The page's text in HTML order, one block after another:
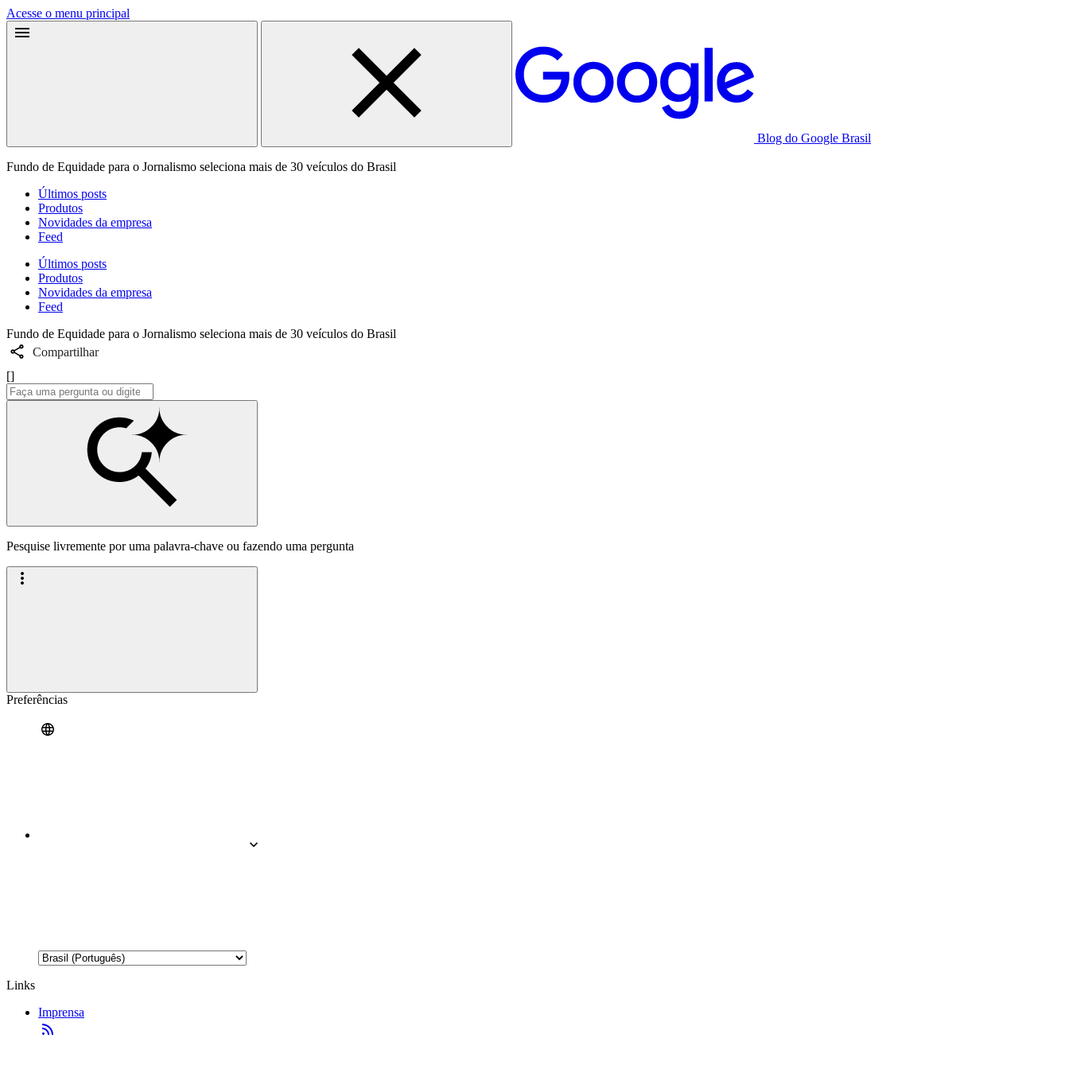
Acesse o menu principal
Blog do Google Brasil
Fundo de Equidade para o Jornalismo seleciona mais de 30 veículos do Brasil
Últimos posts
Produtos
Novidades da empresa
Feed
Últimos posts
Produtos
Novidades da empresa
Feed
Fundo de Equidade para o Jornalismo seleciona mais de 30 veículos do Brasil
Compartilhar
[]
Pesquise livremente por uma palavra-chave ou fazendo uma pergunta
Preferências
Links
Imprensa